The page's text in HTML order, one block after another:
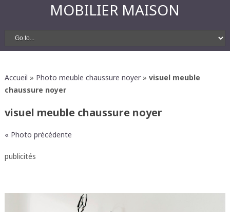
MOBILIER MAISON
Accueil » Photo meuble chaussure noyer» visuel meuble
chaussure noyer
visuel meuble chaussure noyer
« Photo précédente
publicités